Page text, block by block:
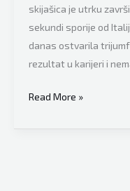
skijašica je utrku
sekundi sporije od
danas ostvarila
rezultat u karijeri i
Nezapamćen,
uspjeh
Read More »